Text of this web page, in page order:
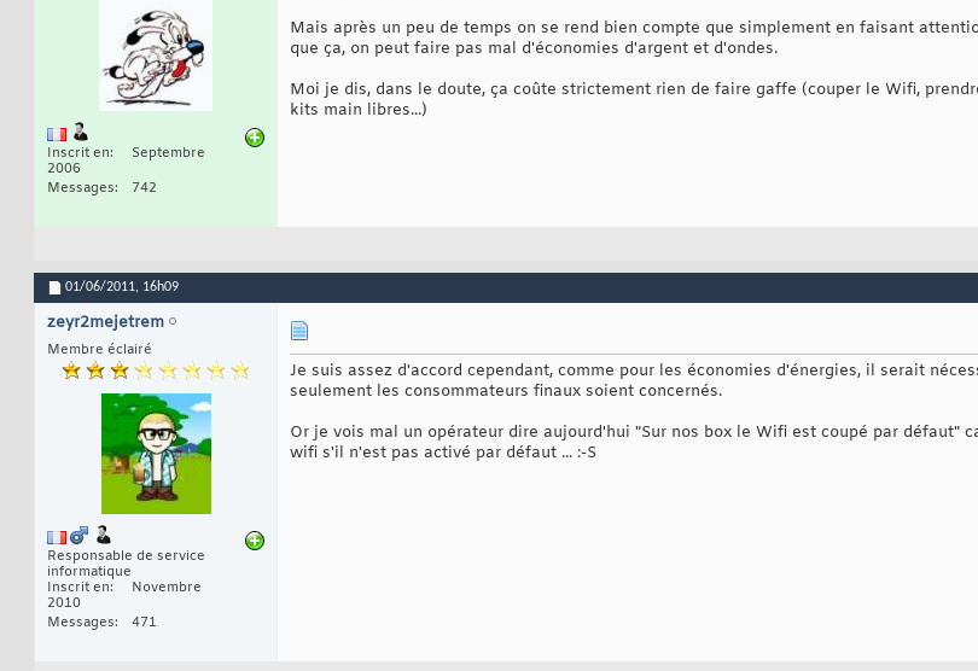
Inscrit en
Septembre
2006
Messages
742
Mais après un peu de temps on se rend bien compte que simplement en faisant
que ça, on peut faire pas mal d'économies d'argent et d'ondes.
Moi je dis, dans le doute, ça coûte strictement rien de faire gaffe (couper le Wifi,
kits main libres...)
01/06/2011, 16h09
zeyr2mejetrem
Membre éclairé
Responsable de service
informatique
Inscrit en
Novembre
2010
Messages
471
Je suis assez d'accord cependant, comme pour les économies d'énergies, il serait
seulement les consommateurs finaux soient concernés.
Or je vois mal un opérateur dire aujourd'hui "Sur nos box le Wifi est coupé par défaut"
wifi s'il n'est pas activé par défaut ... :-S